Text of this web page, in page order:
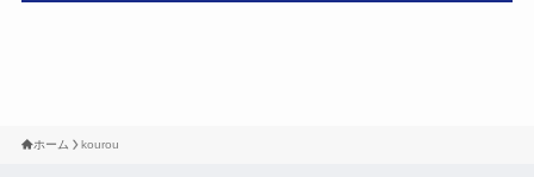
ホーム kourou